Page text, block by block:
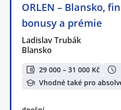
ORLEN – Blansko,
bonusy a prémie
Ladislav Trubák
Blansko
29 000 – 31 000 Kč
Vhodné také pro